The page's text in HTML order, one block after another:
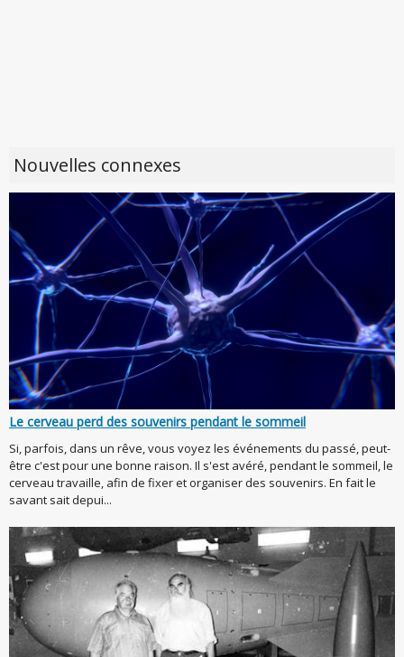
Nouvelles connexes
Le cerveau perd des souvenirs pendant le sommeil
Si, parfois, dans un rêve, vous voyez les événements du passé, peut-
être c'est pour une bonne raison. Il s'est avéré, pendant le sommeil, le
cerveau travaille, afin de fixer et organiser des souvenirs. En fait le
savant sait depui...